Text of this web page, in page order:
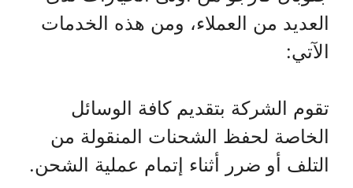
العديد من العملاء، ومن هذه الخدمات
الآتي:
تقوم الشركة بتقديم كافة الوسائل
الخاصة لحفظ الشحنات المنقولة من
التلف أو ضرر أثناء إتمام عملية الشحن.